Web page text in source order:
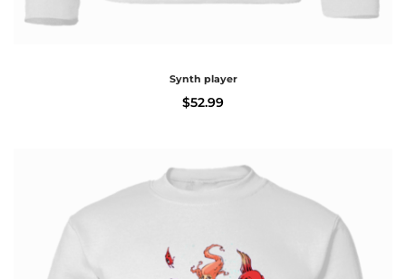
Synth player
$52.99